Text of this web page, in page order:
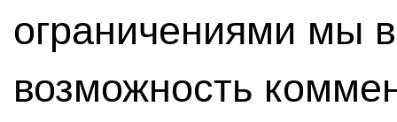
ограничениями мы
возможность